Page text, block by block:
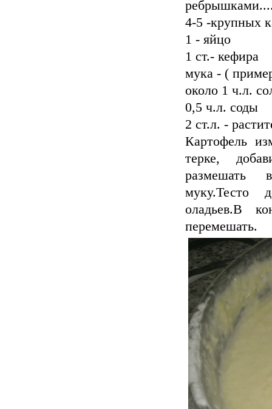
4-5 -крупных
1 - яйцо
1 ст.- кефира
мука - (
около 1 ч.л.
0,5 ч.л. соды
2 ст.л. -
Картофель
терке,
размешать
муку.Тесто
оладьев.В
перемешать.